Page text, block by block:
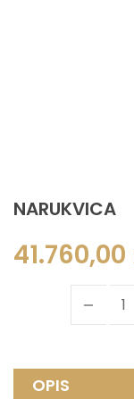
NARUKVICA
41.760,00
OPIS